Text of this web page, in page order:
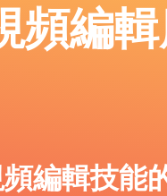
頻編
編輯技能